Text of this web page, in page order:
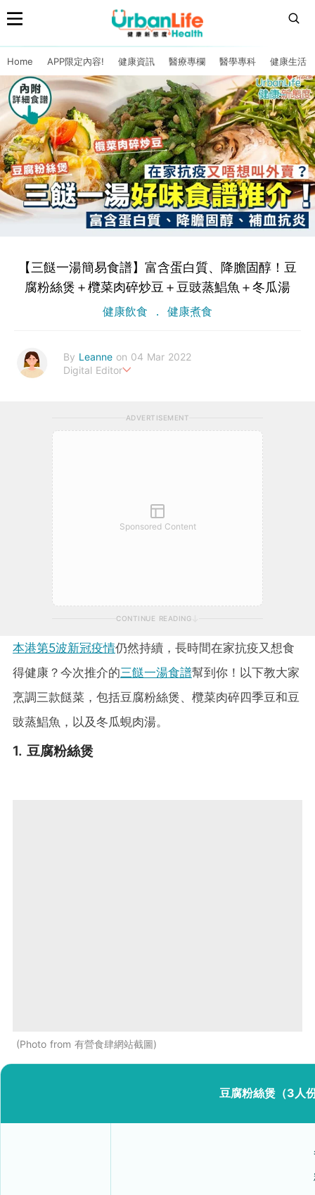
Home APP限定內容! 健康資訊 醫療專欄 醫學專科 健康生活
【三餸一湯簡易食譜】富含蛋白質、降膽固醇！豆
腐粉絲煲＋欖菜肉碎炒豆＋豆豉蒸鯧魚＋冬瓜湯
健康飲食 健康煮食
By Leanne on 04 Mar 2022
Digital Editor
ADVERTISEMENT
Sponsored Content
CONTINUE READING
本港第5波新冠疫情仍然持續，長時間在家抗疫又想食
得健康？今次推介的三餸一湯食譜幫到你！以下教大家
烹調三款餸菜，包括豆腐粉絲煲、欖菜肉碎四季豆和豆
豉蒸鯧魚，以及冬瓜蜆肉湯。
1. 豆腐粉絲煲
Photo from 有營食肆網站截圖
豆腐粉絲煲（3人